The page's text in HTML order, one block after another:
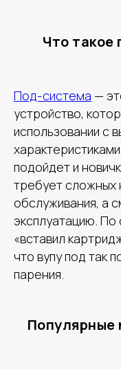
Что такое
Под-система —
устройство,
использовании с
подойдет и
требует сложных
обслуживания, а
эксплуатацию.
«вставил
что вупу под так
парения.
Популярные